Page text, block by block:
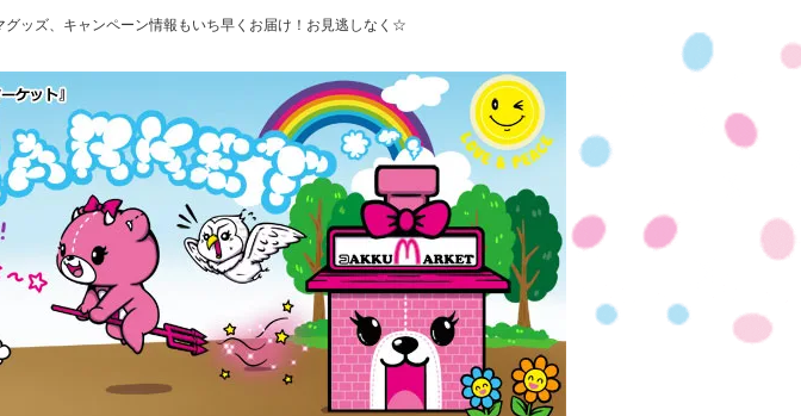
ッズ、キャンペーン情報もいち早くお届け！お見逃しなく☆